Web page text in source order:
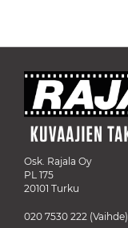
Osk. Rajala Oy
PL 175
20101 Turku
020 7530 222 (Vaihde)